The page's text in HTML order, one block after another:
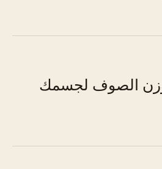
الصوف لجسمك